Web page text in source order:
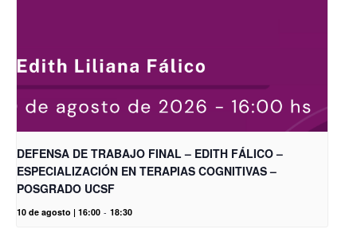
DEFENSA DE TRABAJO FINAL – EDITH FÁLICO –
ESPECIALIZACIÓN EN TERAPIAS COGNITIVAS –
POSGRADO UCSF
10 de agosto | 16:00 - 18:30